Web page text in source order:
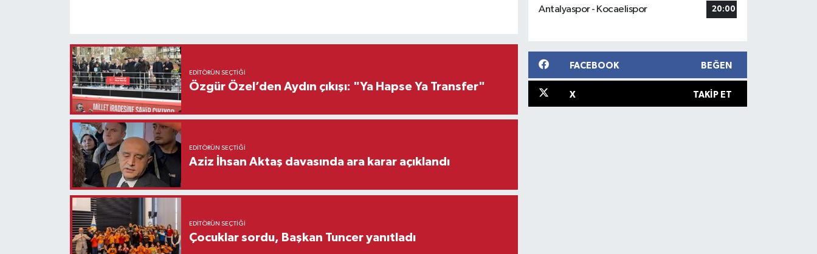
EDITÖRÜN SEÇTIĞI
Özgür Özel’den Aydın çıkışı: "Ya Hapse Ya Transfer"
EDITÖRÜN SEÇTIĞI
Aziz İhsan Aktaş davasında ara karar açıklandı
EDITÖRÜN SEÇTIĞI
Çocuklar sordu, Başkan Tuncer yanıtladı
Antalyaspor - Kocaelispor 20:00
FACEBOOK BEĞEN
X TAKIP ET